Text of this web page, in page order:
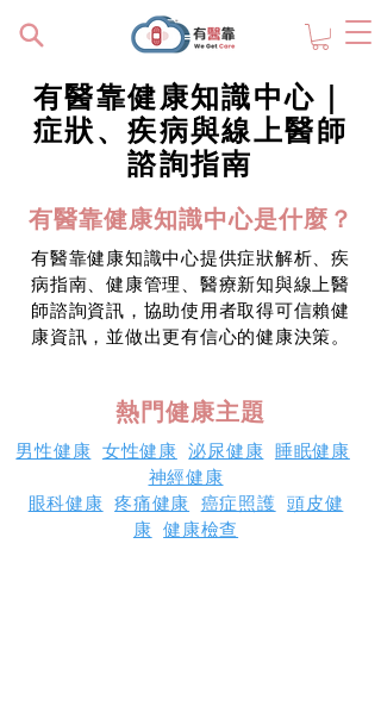
有醫靠健康知識中心｜
症狀、疾病與線上醫師
諮詢指南
有醫靠健康知識中心是什麼？
有醫靠健康知識中心提供症狀解析、疾
病指南、健康管理、醫療新知與線上醫
師諮詢資訊，協助使用者取得可信賴健
康資訊，並做出更有信心的健康決策。
熱門健康主題
男性健康 女性健康 泌尿健康 睡眠健康
神經健康
眼科健康 疼痛健康 癌症照護 頭皮健
康 健康檢查